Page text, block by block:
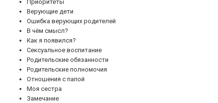
Приоритеты
Верующие дети
Ошибка верующих родителей
В чём смысл?
Как я появился?
Сексуальное воспитание
Родительские обязанности
Родительские полномочия
Отношения с папой
Моя сестра
Замечание